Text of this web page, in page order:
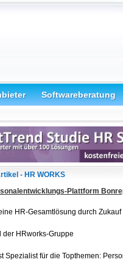
Softwareberatung
- HR WORKS
Plattform
HR-Gesamtlösung durch Zukauf
der HRworks-Gruppe
Spezialist für die Topthemen: